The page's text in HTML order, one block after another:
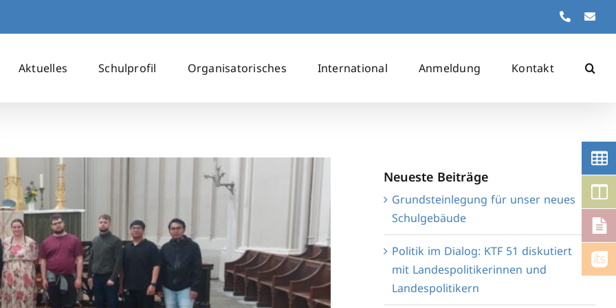
Telefon
Aktuelles Schulprofil Organisatorisches International Anmeldung Kontakt
Neueste Beiträge
Grundsteinlegung für unser neues
Schulgebäude
Politik im Dialog: KTF 51 diskutiert
mit Landespolitikerinnen und
Landespolitikern